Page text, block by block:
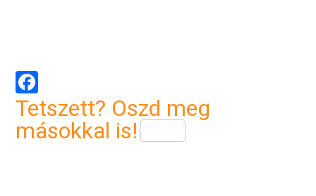
Facebook
Tetszett? Oszd meg
másokkal is!